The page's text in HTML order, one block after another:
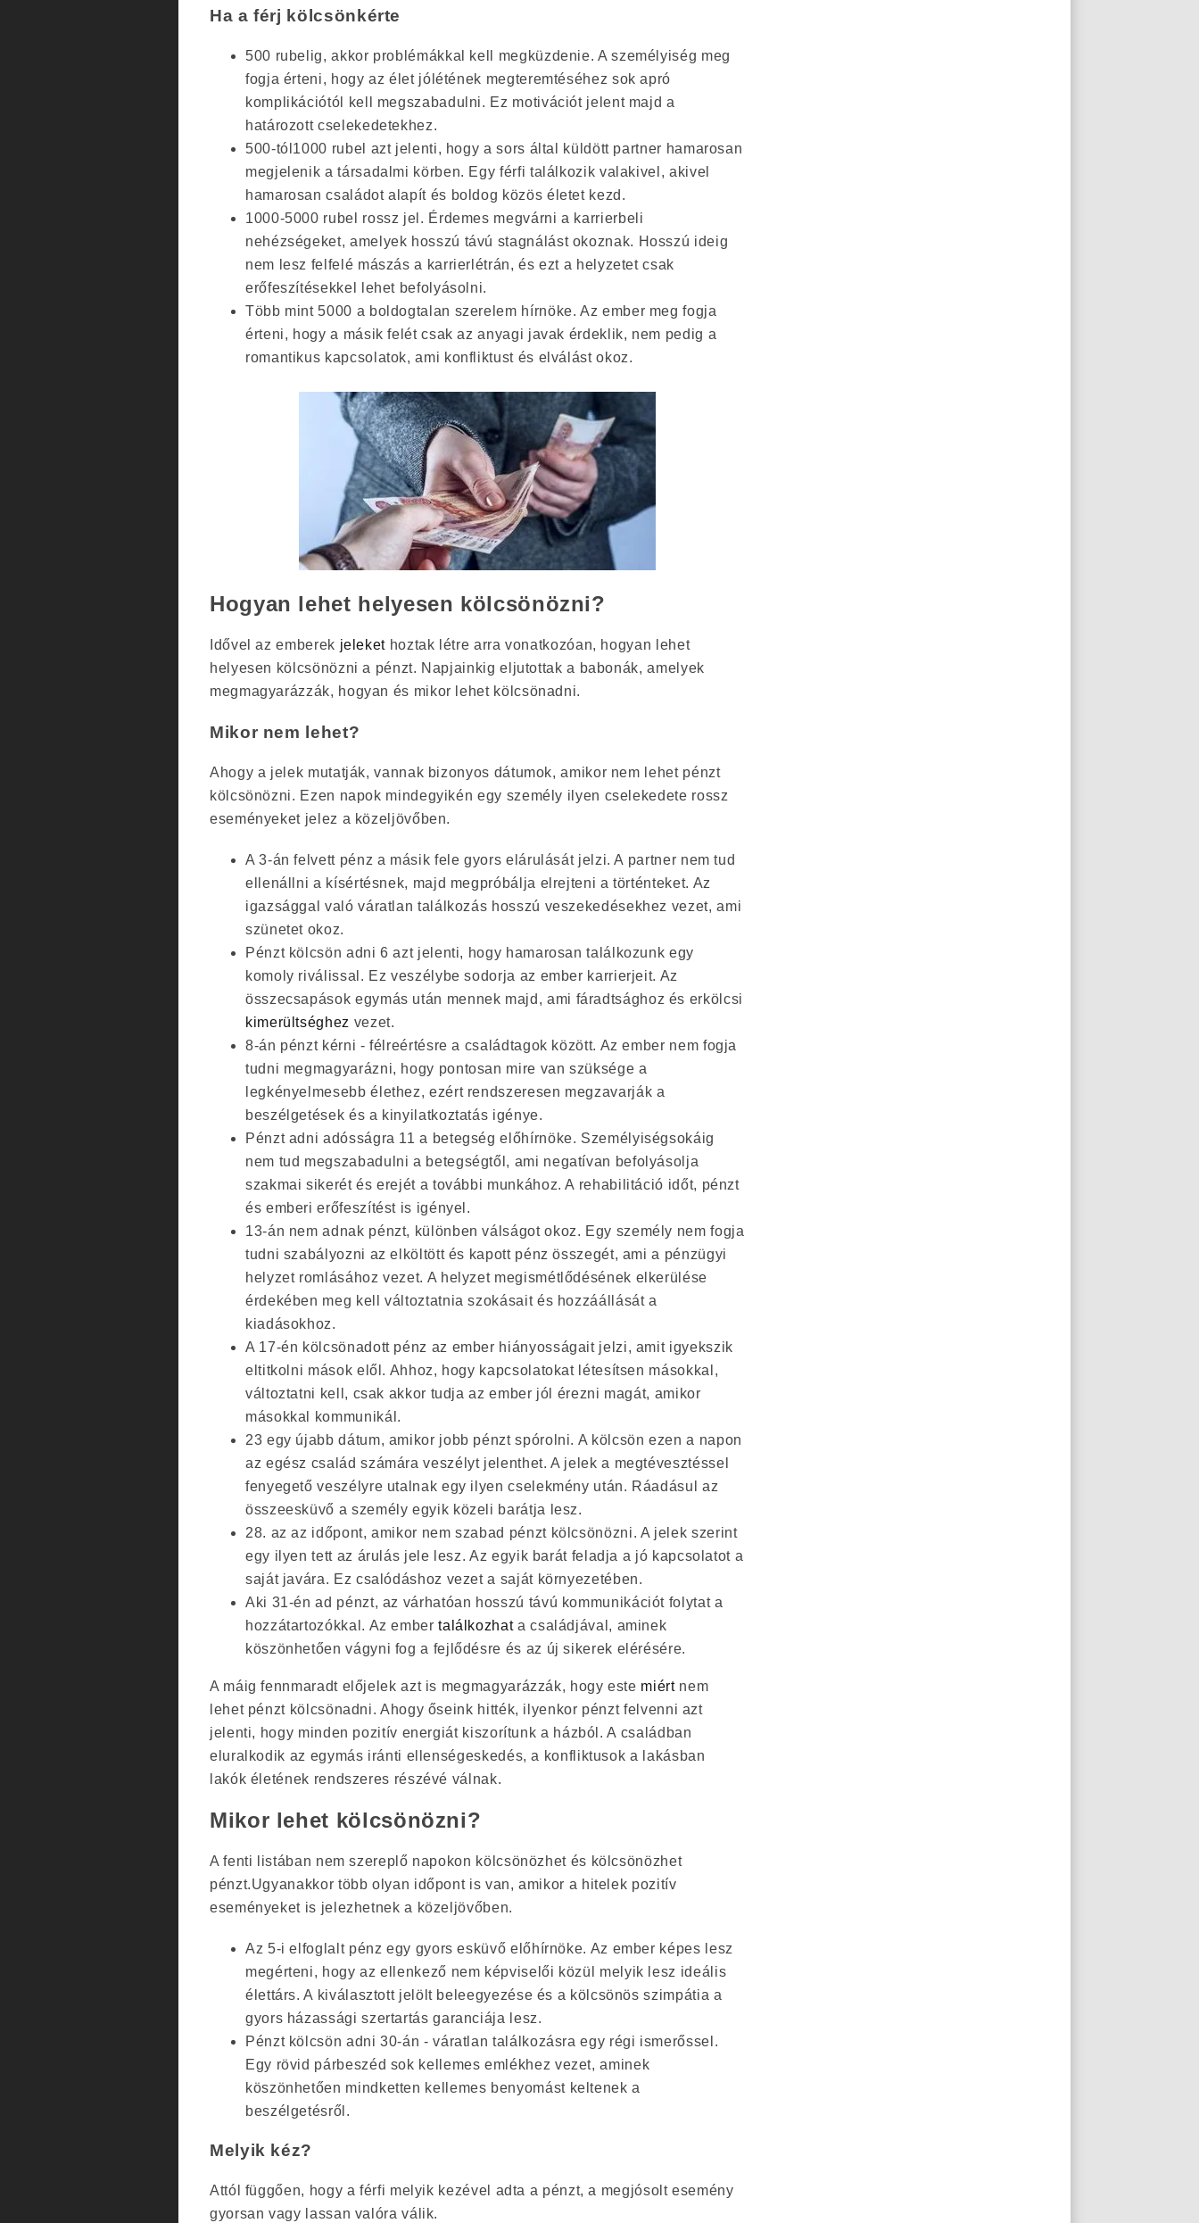
Ha a férj kölcsönkérte
500 rubelig, akkor problémákkal kell megküzdenie. A személyiség meg
fogja érteni, hogy az élet jólétének megteremtéséhez sok apró
komplikációtól kell megszabadulni. Ez motivációt jelent majd a
határozott cselekedetekhez.
500-tól1000 rubel azt jelenti, hogy a sors által küldött partner hamarosan
megjelenik a társadalmi körben. Egy férfi találkozik valakivel, akivel
hamarosan családot alapít és boldog közös életet kezd.
1000-5000 rubel rossz jel. Érdemes megvárni a karrierbeli
nehézségeket, amelyek hosszú távú stagnálást okoznak. Hosszú ideig
nem lesz felfelé mászás a karrierlétrán, és ezt a helyzetet csak
erőfeszítésekkel lehet befolyásolni.
Több mint 5000 a boldogtalan szerelem hírnöke. Az ember meg fogja
érteni, hogy a másik felét csak az anyagi javak érdeklik, nem pedig a
romantikus kapcsolatok, ami konfliktust és elválást okoz.
Hogyan lehet helyesen kölcsönözni?
Idővel az emberek jeleket hoztak létre arra vonatkozóan, hogyan lehet
helyesen kölcsönözni a pénzt. Napjainkig eljutottak a babonák, amelyek
megmagyarázzák, hogyan és mikor lehet kölcsönadni.
Mikor nem lehet?
Ahogy a jelek mutatják, vannak bizonyos dátumok, amikor nem lehet pénzt
kölcsönözni. Ezen napok mindegyikén egy személy ilyen cselekedete rossz
eseményeket jelez a közeljövőben.
A 3-án felvett pénz a másik fele gyors elárulását jelzi. A partner nem tud
ellenállni a kísértésnek, majd megpróbálja elrejteni a történteket. Az
igazsággal való váratlan találkozás hosszú veszekedésekhez vezet, ami
szünetet okoz.
Pénzt kölcsön adni 6 azt jelenti, hogy hamarosan találkozunk egy
komoly riválissal. Ez veszélybe sodorja az ember karrierjeit. Az
összecsapások egymás után mennek majd, ami fáradtsághoz és erkölcsi
kimerültséghez vezet.
8-án pénzt kérni - félreértésre a családtagok között. Az ember nem fogja
tudni megmagyarázni, hogy pontosan mire van szüksége a
legkényelmesebb élethez, ezért rendszeresen megzavarják a
beszélgetések és a kinyilatkoztatás igénye.
Pénzt adni adósságra 11 a betegség előhírnöke. Személyiségsokáig
nem tud megszabadulni a betegségtől, ami negatívan befolyásolja
szakmai sikerét és erejét a további munkához. A rehabilitáció időt, pénzt
és emberi erőfeszítést is igényel.
13-án nem adnak pénzt, különben válságot okoz. Egy személy nem fogja
tudni szabályozni az elköltött és kapott pénz összegét, ami a pénzügyi
helyzet romlásához vezet. A helyzet megismétlődésének elkerülése
érdekében meg kell változtatnia szokásait és hozzáállását a
kiadásokhoz.
A 17-én kölcsönadott pénz az ember hiányosságait jelzi, amit igyekszik
eltitkolni mások elől. Ahhoz, hogy kapcsolatokat létesítsen másokkal,
változtatni kell, csak akkor tudja az ember jól érezni magát, amikor
másokkal kommunikál.
23 egy újabb dátum, amikor jobb pénzt spórolni. A kölcsön ezen a napon
az egész család számára veszélyt jelenthet. A jelek a megtévesztéssel
fenyegető veszélyre utalnak egy ilyen cselekmény után. Ráadásul az
összeesküvő a személy egyik közeli barátja lesz.
28. az az időpont, amikor nem szabad pénzt kölcsönözni. A jelek szerint
egy ilyen tett az árulás jele lesz. Az egyik barát feladja a jó kapcsolatot a
saját javára. Ez csalódáshoz vezet a saját környezetében.
Aki 31-én ad pénzt, az várhatóan hosszú távú kommunikációt folytat a
hozzátartozókkal. Az embertalálkozhata családjával, aminek
köszönhetően vágyni fog a fejlődésre és az új sikerek elérésére.
A máig fennmaradt előjelek azt is megmagyarázzák, hogy este miértnem
lehet pénzt kölcsönadni. Ahogy őseink hitték, ilyenkor pénzt felvenni azt
jelenti, hogy minden pozitív energiát kiszorítunk a házból. A családban
eluralkodik az egymás iránti ellenségeskedés, a konfliktusok a lakásban
lakók életének rendszeres részévé válnak.
Mikor lehet kölcsönözni?
A fenti listában nem szereplő napokon kölcsönözhet és kölcsönözhet
pénzt.Ugyanakkor több olyan időpont is van, amikor a hitelek pozitív
eseményeket is jelezhetnek a közeljövőben.
Az 5-i elfoglalt pénz egy gyors esküvő előhírnöke. Az ember képes lesz
megérteni, hogy az ellenkező nem képviselői közül melyik lesz ideális
élettárs. A kiválasztott jelölt beleegyezése és a kölcsönös szimpátia a
gyors házassági szertartás garanciája lesz.
Pénzt kölcsön adni 30-án - váratlan találkozásra egy régi ismerőssel.
Egy rövid párbeszéd sok kellemes emlékhez vezet, aminek
köszönhetően mindketten kellemes benyomást keltenek a
beszélgetésről.
Melyik kéz?
Attól függően, hogy a férfi melyik kezével adta a pénzt, a megjósolt esemény
gyorsan vagy lassan valóra válik.